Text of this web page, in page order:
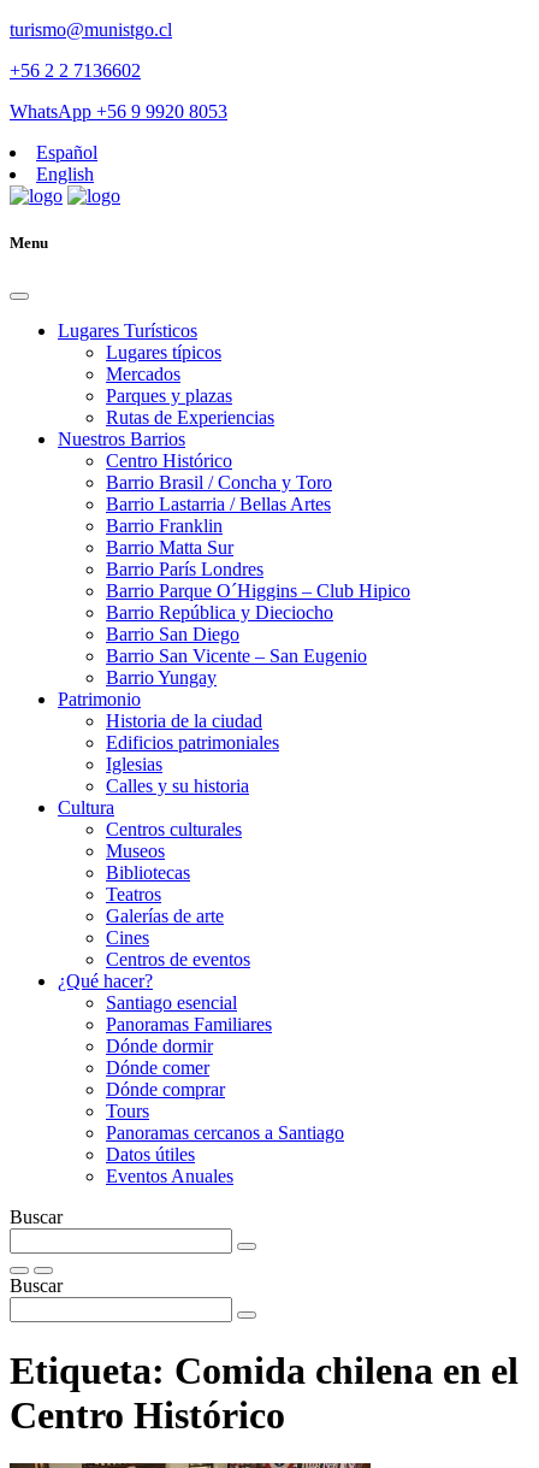
turismo@munistgo.cl
+56 2 2 7136602
WhatsApp +56 9 9920 8053
Español
English
Menu
Lugares Turísticos
Lugares tí­picos
Mercados
Parques y plazas
Rutas de Experiencias
Nuestros Barrios
Centro Histórico
Barrio Brasil / Concha y Toro
Barrio Lastarria / Bellas Artes
Barrio Franklin
Barrio Matta Sur
Barrio Parí­s Londres
Barrio Parque O´Higgins – Club Hipico
Barrio República y Dieciocho
Barrio San Diego
Barrio San Vicente – San Eugenio
Barrio Yungay
Patrimonio
Historia de la ciudad
Edificios patrimoniales
Iglesias
Calles y su historia
Cultura
Centros culturales
Museos
Bibliotecas
Teatros
Galerí­as de arte
Cines
Centros de eventos
¿Qué hacer?
Santiago esencial
Panoramas Familiares
Dónde dormir
Dónde comer
Dónde comprar
Tours
Panoramas cercanos a Santiago
Datos útiles
Eventos Anuales
Buscar
Buscar
Etiqueta: Comida chilena en el
Centro Histórico